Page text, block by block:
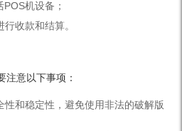
机设备；
收款和结算。
注意以下事项：
性和稳定性，避免使用非法的破解版